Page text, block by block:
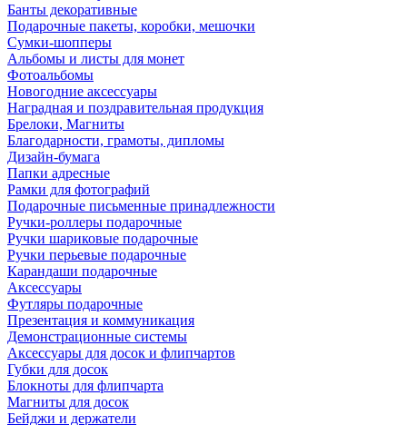
Банты декоративные
Подарочные пакеты, коробки, мешочки
Сумки-шопперы
Альбомы и листы для монет
Фотоальбомы
Новогодние аксессуары
Наградная и поздравительная продукция
Брелоки, Магниты
Благодарности, грамоты, дипломы
Дизайн-бумага
Папки адресные
Рамки для фотографий
Подарочные письменные принадлежности
Ручки-роллеры подарочные
Ручки шариковые подарочные
Ручки перьевые подарочные
Карандаши подарочные
Аксессуары
Футляры подарочные
Презентация и коммуникация
Демонстрационные системы
Аксессуары для досок и флипчартов
Губки для досок
Блокноты для флипчарта
Магниты для досок
Бейджи и держатели